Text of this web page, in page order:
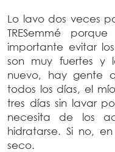
Lo lavo dos veces
TRESemmé
importante evitar
son muy fuertes y
nuevo, hay gente
todos los días, el
tres días sin lavar
necesita de los
hidratarse. Si no,
seco.